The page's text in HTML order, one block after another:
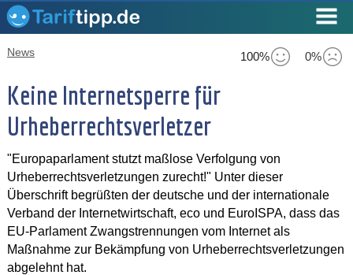
100% 0%
News
Keine Internetsperre für
Urheberrechtsverletzer
"Europaparlament stutzt maßlose Verfolgung von
Urheberrechtsverletzungen zurecht!" Unter dieser
Überschrift begrüßten der deutsche und der internationale
Verband der Internetwirtschaft, eco und EuroISPA, dass das
EU-Parlament Zwangstrennungen vom Internet als
Maßnahme zur Bekämpfung von Urheberrechtsverletzungen
abgelehnt hat.